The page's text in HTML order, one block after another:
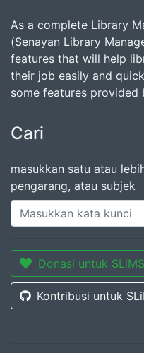
As a complete Library
(Senayan Library
features that will help
their job easily and
some features provided
Cari
masukkan satu atau
pengarang, atau subjek
Donasi untuk SLiMS
Kontribusi untuk